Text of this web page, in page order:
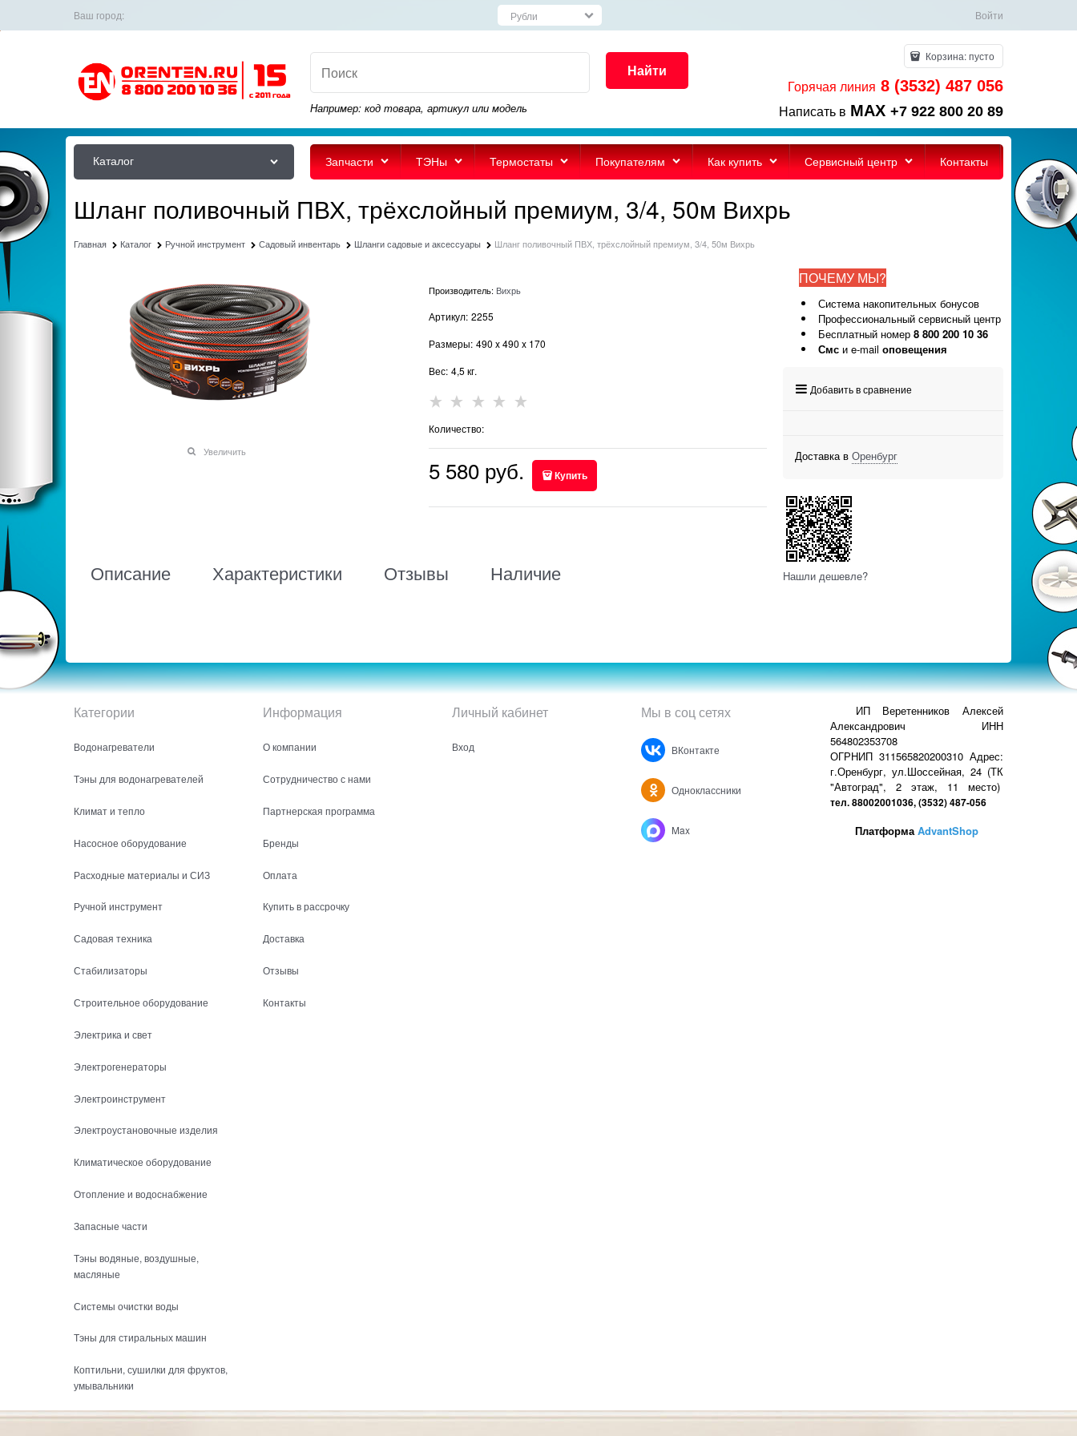
Ваш город: Войти
Найти
Например: код товара, артикул или модель
Корзина:пусто
Горячая линия 8 (3532) 487 056
Написать в MAX +7 922 800 20 89
Каталог Запчасти ТЭНы Термостаты Покупателям Как купить Сервисный центр Контакты
Шланг поливочный ПВХ, трёхслойный премиум, 3/4, 50м Вихрь
Главная Каталог Ручной инструмент Садовый инвентарь Шланги садовые и аксессуары Шланг поливочный ПВХ, трёхслойный премиум, 3/4, 50м Вихрь
Увеличить
Производитель: Вихрь
Артикул: 2255
Размеры: 490 x490 x 170
Вес: 4,5 кг.
Количество:
5 580 руб. Купить
Описание Характеристики Отзывы Наличие
ПОЧЕМУ МЫ?
Система накопительных бонусов
Профессиональный сервисный центр
Бесплатный номер 8 800 200 10 36
Смс и e-mail оповещения
Добавить в сравнение
Доставка в Оренбург
Нашли дешевле?
Категории
Водонагреватели
Тэны для водонагревателей
Климат и тепло
Насосное оборудование
Расходные материалы и СИЗ
Ручной инструмент
Садовая техника
Стабилизаторы
Строительное оборудование
Электрика и свет
Электрогенераторы
Электроинструмент
Электроустановочные изделия
Климатическое оборудование
Отопление и водоснабжение
Запасные части
Тэны водяные, воздушные,
масляные
Системы очистки воды
Тэны для стиральных машин
Коптильни, сушилки для фруктов,
умывальники
Информация
О компании
Сотрудничество с нами
Партнерская программа
Бренды
Оплата
Купить в рассрочку
Доставка
Отзывы
Контакты
Личный кабинет
Вход
Мы в соц сетях
ВКонтакте
Одноклассники
Max
ИП Веретенников Алексей
Александрович ИНН
564802353708
ОГРНИП 311565820200310 Адрес:
г.Оренбург, ул.Шоссейная, 24 (ТК
"Автоград", 2 этаж, 11 место)
тел. 88002001036, (3532) 487-056
ПлатформаAdvantShop